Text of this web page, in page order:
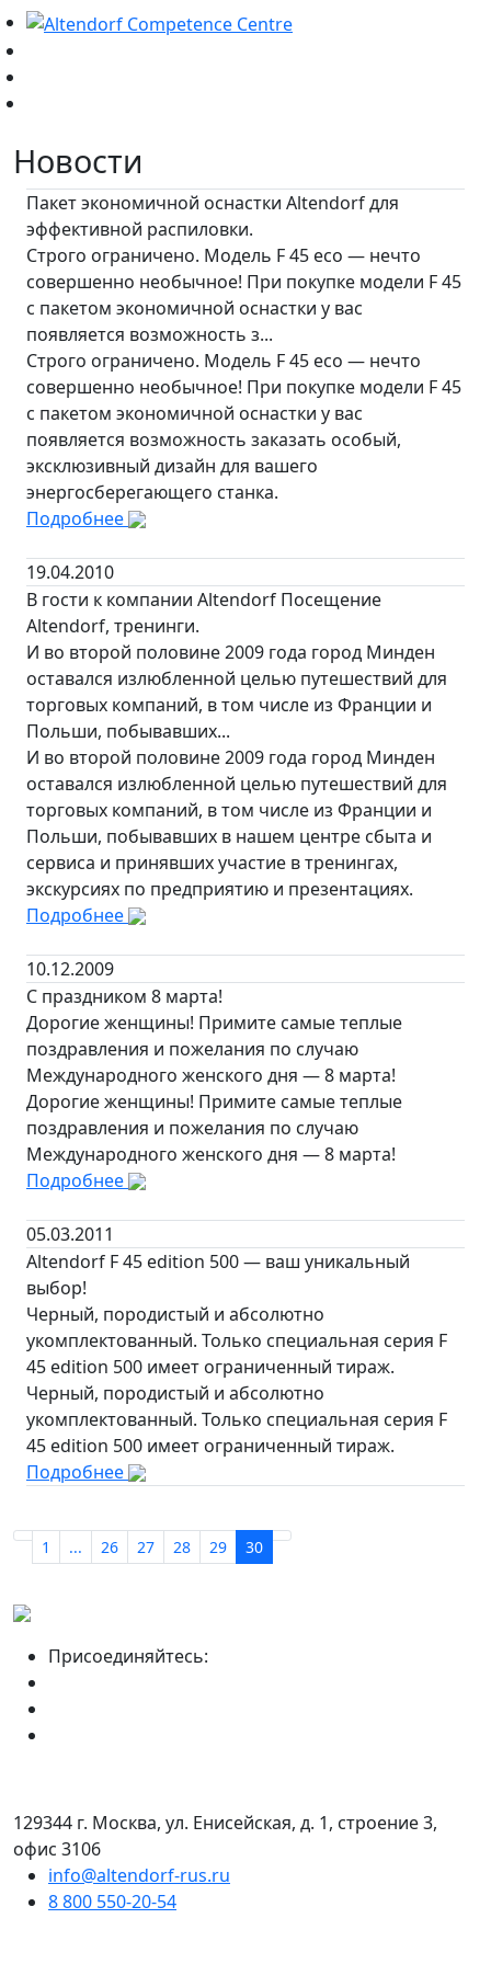
Новости
Пакет экономичной оснастки Altendorf для
эффективной распиловки.
Строго ограничено. Модель F 45 eco — нечто
совершенно необычное! При покупке модели F 45
с пакетом экономичной оснастки у вас
появляется возможность з...
Строго ограничено. Модель F 45 eco — нечто
совершенно необычное! При покупке модели F 45
с пакетом экономичной оснастки у вас
появляется возможность заказать особый,
эксклюзивный дизайн для вашего
энергосберегающего станка.
Подробнее
19.04.2010
В гости к компании Altendorf Посещение
Altendorf, тренинги.
И во второй половине 2009 года город Минден
оставался излюбленной целью путешествий для
торговых компаний, в том числе из Франции и
Польши, побывавших...
И во второй половине 2009 года город Минден
оставался излюбленной целью путешествий для
торговых компаний, в том числе из Франции и
Польши, побывавших в нашем центре сбыта и
сервиса и принявших участие в тренингах,
экскурсиях по предприятию и презентациях.
Подробнее
10.12.2009
С праздником 8 марта!
Дорогие женщины! Примите самые теплые
поздравления и пожелания по случаю
Международного женского дня — 8 марта!
Дорогие женщины! Примите самые теплые
поздравления и пожелания по случаю
Международного женского дня — 8 марта!
Подробнее
05.03.2011
Altendorf F 45 edition 500 — ваш уникальный
выбор!
Черный, породистый и абсолютно
укомплектованный. Только специальная серия F
45 edition 500 имеет ограниченный тираж.
Черный, породистый и абсолютно
укомплектованный. Только специальная серия F
45 edition 500 имеет ограниченный тираж.
Подробнее
1 ... 26 27 28 29 30
Присоединяйтесь:
129344 г. Москва, ул. Енисейская, д. 1, строение 3,
офис 3106
info@altendorf-rus.ru
8 800 550-20-54